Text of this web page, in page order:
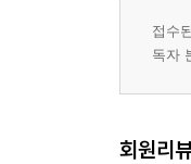
3.1 주석
3.3 이스
3.5 템플
접수
독자
회원리